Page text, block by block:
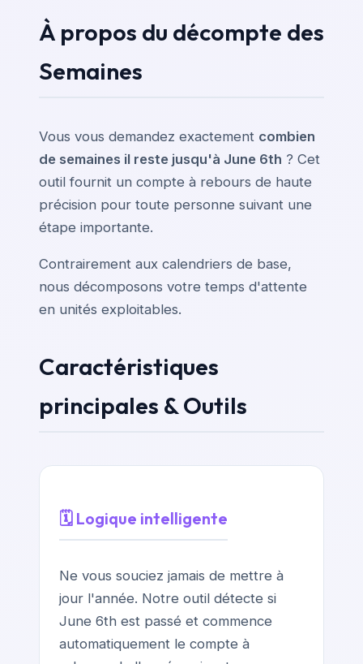
À propos du décompte des
Semaines
Vous vous demandez exactement combien
de semaines il reste jusqu'à June 6th ? Cet
outil fournit un compte à rebours de haute
précision pour toute personne suivant une
étape importante.
Contrairement aux calendriers de base,
nous décomposons votre temps d'attente
en unités exploitables.
Caractéristiques
principales & Outils
🗓️ Logique intelligente
Ne vous souciez jamais de mettre à
jour l'année. Notre outil détecte si
June 6th est passé et commence
automatiquement le compte à